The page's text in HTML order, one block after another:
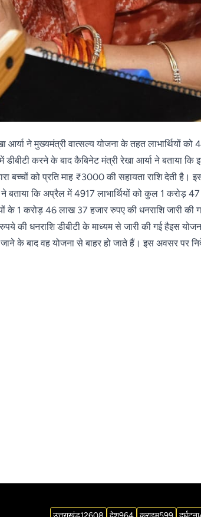
ने मुख्यमंत्री वात्सल्य योजना के तहत लाभार्थियों
में डीबीटी करने के बाद कैबिनेट मंत्री रेखा आर्या ने बताया
बच्चों को प्रति माह ₹3000 की सहायता राशि देती
ने बताया कि अप्रैल में 4917 लाभार्थियों को कुल 1 करोड़
के 1 करोड़ 46 लाख 37 हजार रुपए की धनराशि जारी
धनराशि डीबीटी के माध्यम से जारी की गई हैइस
जाने के बाद वह योजना से बाहर हो जाते हैं। इस अवसर पर